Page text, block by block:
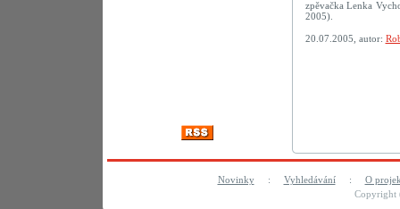
zpěvačka Lenka
2005).
20.07.2005, autor:
Novinky: Vyhledávání: O
Copyright